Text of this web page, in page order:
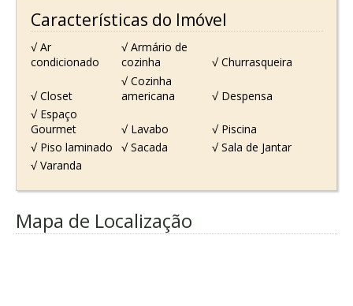
Características do Imóvel
√ Ar
condicionado
√ Armário de
cozinha
√ Churrasqueira
√ Closet
√ Cozinha
americana
√ Despensa
√ Espaço
Gourmet
√ Lavabo
√ Piscina
√ Piso laminado
√ Sacada
√ Sala de Jantar
√ Varanda
Mapa de Localização